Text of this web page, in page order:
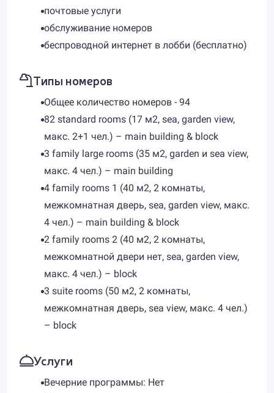
почтовые услуги
обслуживание номеров
беспроводной интернет в лобби (бесплатно)
Типы номеров
Общее количество номеров - 94
82 standard rooms (17 м2, sea, garden view,
макс. 2+1 чел.) – main building & block
3 family large rooms (35 м2, garden и sea view,
макс. 4 чел.) – main building
4 family rooms 1 (40 м2, 2 комнаты,
межкомнатная дверь, sea, garden view, макс.
4 чел.) – main building & block
2 family rooms 2 (40 м2, 2 комнаты,
межкомнатной двери нет, sea, garden view,
макс. 4 чел.) – block
3 suite rooms (50 м2, 2 комнаты,
межкомнатная дверь, sea view, макс. 4 чел.)
– block
Услуги
Вечерние программы: Нет